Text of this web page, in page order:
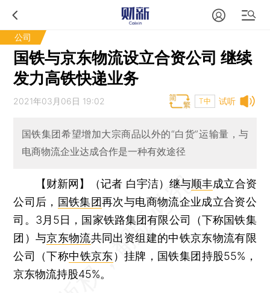
公司
国铁与京东物流设立合资公司 继续
发力高铁快递业务
试听
2021年03月06日 19:02 T中
国铁集团希望增加大宗商品以外的“白货”运输量，与
电商物流企业达成合作是一种有效途径
【财新网】（记者 白宇洁） 继与顺丰成立合资
公司后， 国铁集团再次与电商物流企业成立合资公
司。3月5日，国家铁路集团有限公司（下称国铁集
团）与京东物流共同出资组建的中铁京东物流有限
公司（下称中铁京东）挂牌，国铁集团持股55%，
京东物流持股45%。